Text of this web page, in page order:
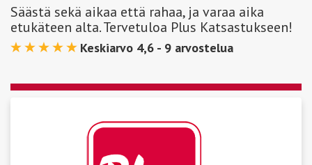
Säästä sekä aikaa että rahaa, ja varaa aika
etukäteen alta. Tervetuloa Plus Katsastukseen!
Keskiarvo 4,6 - 9 arvostelua